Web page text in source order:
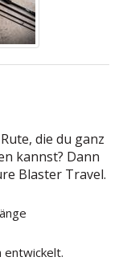
die du ganz
kannst? Dann
Blaster Travel.
entwickelt.